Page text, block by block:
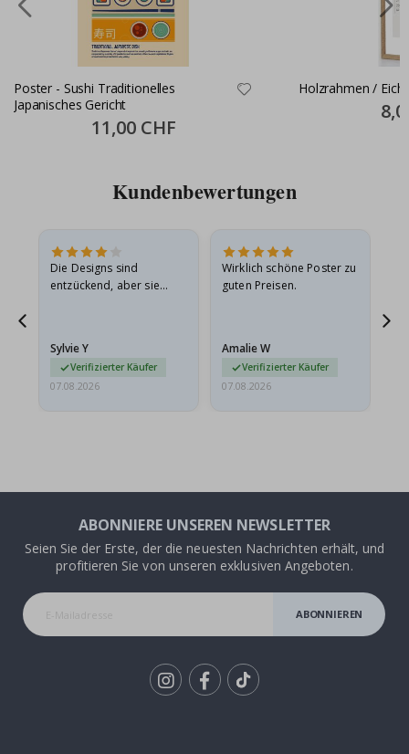
Poster - Sushi Traditionelles
Japanisches Gericht
Special
Price
11,00 CHF
Holzrahmen /
Price
Kundenbewertungen
Die Designs sind
entzückend, aber sie
sie…
Sylvie Y
Verifizierter Käufer
07.08.2026
Wirklich schöne Poster zu
guten Preisen.
Amalie W
Verifizierter Käufer
07.08.2026
ABONNIERE UNSEREN NEWSLETTER
Seien Sie der Erste, der die neuesten Nachrichten erhält, und
profitieren Sie von unseren exklusiven Angeboten.
ABONNIEREN